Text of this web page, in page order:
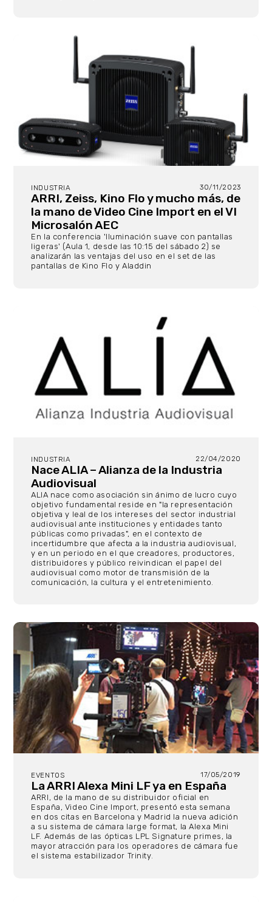
INDUSTRIA 30/11/2023
ARRI, Zeiss, Kino Flo y mucho más, de
la mano de Video Cine Import en el VI
Microsalón AEC
En la conferencia 'Iluminación suave con pantallas
ligeras' (Aula 1, desde las 10:15 del sábado 2) se
analizarán las ventajas del uso en el set de las
pantallas de Kino Flo y Aladdin
INDUSTRIA 22/04/2020
Nace ALIA – Alianza de la Industria
Audiovisual
ALIA nace como asociación sin ánimo de lucro cuyo
objetivo fundamental reside en "la representación
objetiva y leal de los intereses del sector industrial
audiovisual ante instituciones y entidades tanto
públicas como privadas", en el contexto de
incertidumbre que afecta a la industria audiovisual,
y en un periodo en el que creadores, productores,
distribuidores y público reivindican el papel del
audiovisual como motor de transmisión de la
comunicación, la cultura y el entretenimiento.
EVENTOS 17/05/2019
La ARRI Alexa Mini LF ya en España
ARRI, de la mano de su distribuidor oficial en
España, Video Cine Import, presentó esta semana
en dos citas en Barcelona y Madrid la nueva adición
a su sistema de cámara large format, la Alexa Mini
LF. Además de las ópticas LPL Signature primes, la
mayor atracción para los operadores de cámara fue
el sistema estabilizador Trinity.